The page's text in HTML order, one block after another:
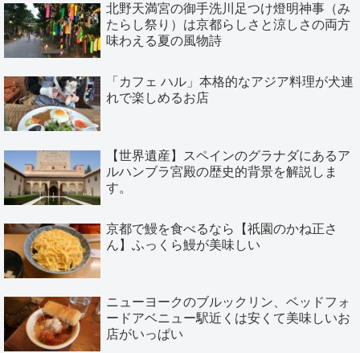
北野天満宮の御手洗川足つけ燈明神事（み
たらし祭り）は京都らしさと涼しさの両方
味わえる夏の風物詩
「カフェ ハル」本格的なアジア料理が犬連
れで楽しめるお店
【世界遺産】スペインのグラナダにあるア
ルハンブラ宮殿の歴史的背景を解説しま
す。
京都で鰻を食べるなら【祇園のかね正さ
ん】ふっくら鰻が美味しい
ニューヨークのブルックリン、ベッドフォ
ードアベニュー駅近くは安くて美味しいお
店がいっぱい